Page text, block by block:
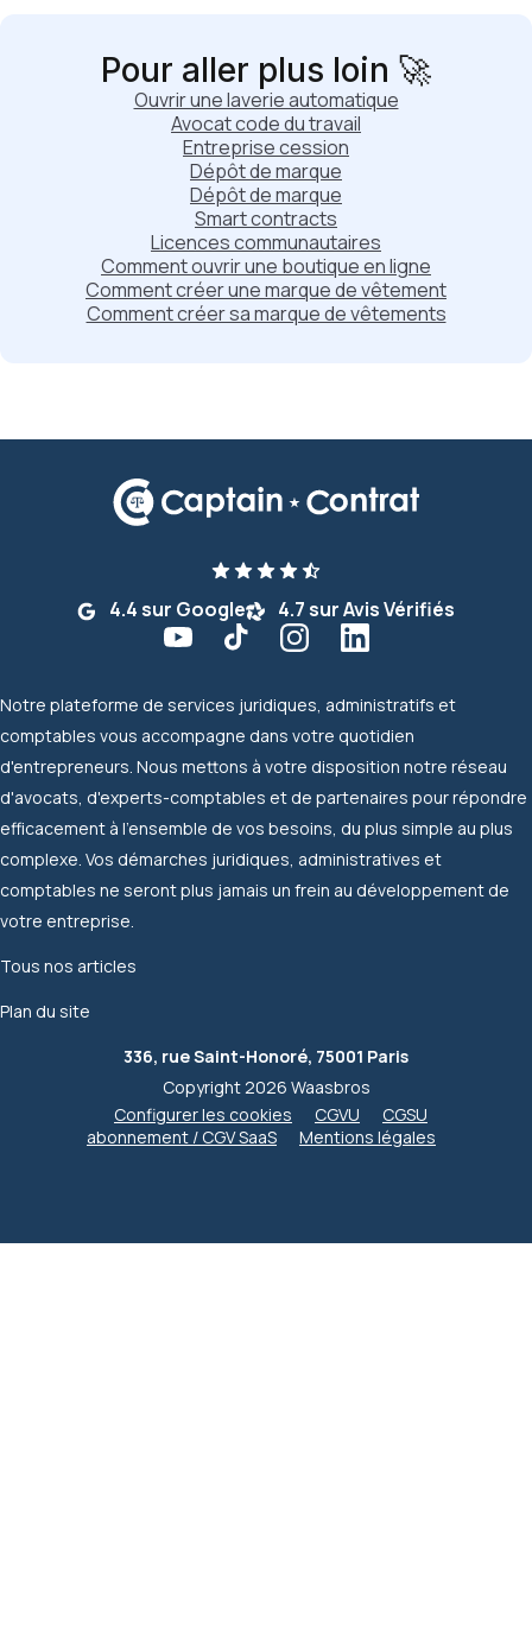
Pour aller plus loin 🚀
Ouvrir une laverie automatique
Avocat code du travail
Entreprise cession
Dépôt de marque
Dépôt de marque
Smart contracts
Licences communautaires
Comment ouvrir une boutique en ligne
Comment créer une marque de vêtement
Comment créer sa marque de vêtements
4.4 sur Google 4.7 sur Avis Vérifiés
Notre plateforme de services juridiques, administratifs et
comptables vous accompagne dans votre quotidien
d'entrepreneurs. Nous mettons à votre disposition notre réseau
d'avocats, d'experts-comptables et de partenaires pour répondre
efficacement à l'ensemble de vos besoins, du plus simple au plus
complexe. Vos démarches juridiques, administratives et
comptables ne seront plus jamais un frein au développement de
votre entreprise.
Tous nos articles
Plan du site
336, rue Saint-Honoré, 75001 Paris
Copyright 2026 Waasbros
Configurer les cookies
CGVU
CGSU
abonnement / CGV SaaS
Mentions légales